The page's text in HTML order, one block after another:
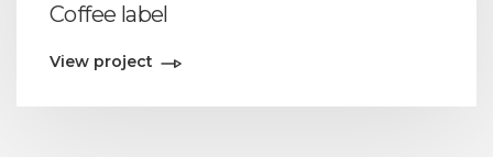
Coffee label
View project